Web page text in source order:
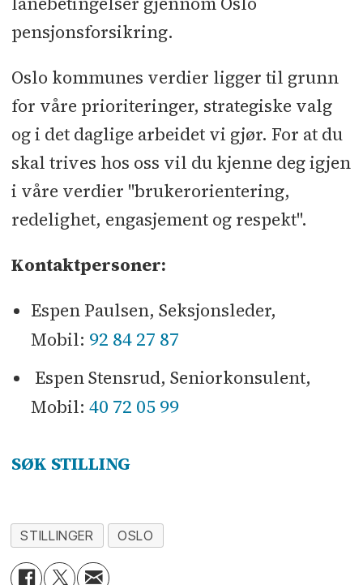
pensjonsforsikring.
Oslo kommunes verdier ligger til grunn
for våre prioriteringer, strategiske valg
og i det daglige arbeidet vi gjør. For at du
skal trives hos oss vil du kjenne deg igjen
i våre verdier "brukerorientering,
redelighet, engasjement og respekt".
Kontaktpersoner:
Espen Paulsen, Seksjonsleder,
Mobil: 92 84 27 87
Espen Stensrud, Seniorkonsulent,
Mobil: 40 72 05 99
SØK STILLING
STILLINGER OSLO